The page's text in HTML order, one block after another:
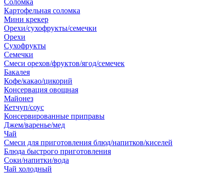
Соломка
Картофельная соломка
Мини крекер
Орехи/сухофрукты/семечки
Орехи
Сухофрукты
Семечки
Смеси орехов/фруктов/ягод/семечек
Бакалея
Кофе/какао/цикорий
Консервация овощная
Майонез
Кетчуп/соус
Консервированные приправы
Джем/варенье/мед
Чай
Смеси для приготовления блюд/напитков/киселей
Блюда быстрого приготовления
Соки/напитки/вода
Чай холодный